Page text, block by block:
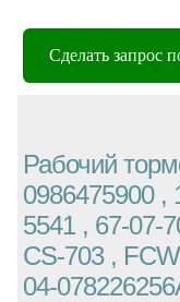
Сделать запрос
Рабочий
0986475900 ,
5541 , 67-07-
CS-703 ,
04-